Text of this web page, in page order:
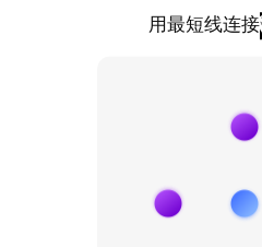
用最短线连接